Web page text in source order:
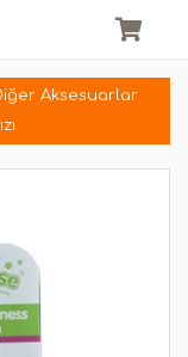
Aksesuarlar